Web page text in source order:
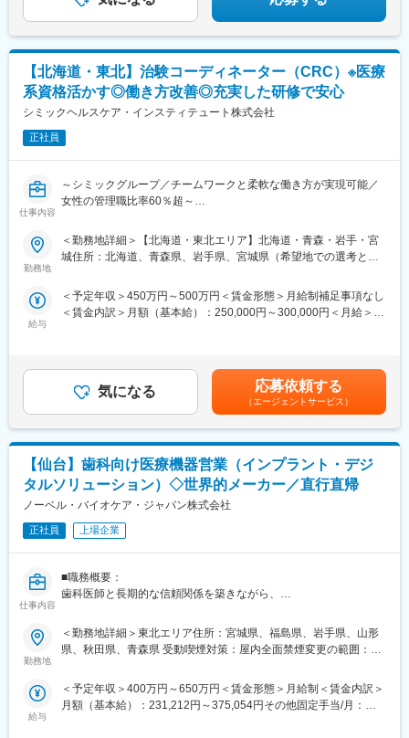
当社システムや全国2,500軒の調剤薬局で使用されています。
変更の範囲：会社の定める業務
【北海道・東北】治験コーディネーター（CRC）※医療
系資格活かす◎働き方改善◎充実した研修で安心
シミックヘルスケア・インスティテュート株式会社
正社員
仕事内容
～シミックグループ／チームワークと柔軟な働き方が実現可能／
女性の管理職比率60％超～
や私たちのQOLを向上させるべく、新しい治療法を開発する必要
があります。今回はそのための治験を実施する際の患者さんおよ
・治験被験者である患者さんへの内容説明補助、ケア／相談
・治験担当医師の補助
■やりがい：CRCは疾病を抱えた患者さんやそれを治療しようと
奮闘する医師やスタッフなど携わる相手が多いです。現在治療法
がなく苦しんでいる患者さんに対して薬を届けられたり、最前線
で治療にあたる医師やスタッフのサポートを行え、治験が無事に
終了すれば喜びはひとしおです。
■同社の教育体制：同社は同業他社からの転職だけでなく、看護師
など未経験で転職してくる方も多いです。そのため教育体制が充
実しています。入社は原則偶数月と決まっており、同期入社者と
ともに2週間弱本社にて集合研修を行います。会社のことや業務を
遂行する上で必要な法令から実務まで座学中心でロープレを交え
ど、徐々に業務を身に着けていきます。確認テストやチェックシ
ートを用いながら習熟度を測り、入社後1年程度で一人で担当を持
てフォローを行う体制が整っています。
■同社の魅力：
られます。また、家族の急な体調不良や突発休の場合にも周囲が
代理対応をしてくれる風土があり、チームワークが強みです。
勤務地
＜勤務地詳細＞【北海道・東北エリア】北海道・青森・岩手・宮
城住所：北海道、青森県、岩手県、宮城県（希望地での選考と採
囲：会社の定める事業所
給与
＜予定年収＞450万円～500万円＜賃金形態＞月給制補足事項なし
＜賃金内訳＞月額（基本給）：250,000円～300,000円＜月給＞
気になる 応募依頼する
（エージェントサービス）
【仙台】歯科向け医療機器営業（インプラント・デジ
タルソリューション）◇世界的メーカー／直行直帰
ノーベル・バイオケア・ジャパン株式会社
正社員 上場企業
仕事内容
■職務概要：
歯科医師と長期的な信頼関係を築きながら、
治療の質と医院経営の向上に貢献する直販スタイルの営業職で
す。
■職務詳細：
１．歯科医師・歯科技工士への提案営業
勤務地
＜勤務地詳細＞東北エリア住所：宮城県、福島県、岩手県、山形
県、秋田県、青森県 受動喫煙対策：屋内全面禁煙変更の範囲：会
給与
＜予定年収＞400万円～650万円＜賃金形態＞月給制＜賃金内訳＞
月額（基本給）：231,212円～375,054円その他固定手当/月：